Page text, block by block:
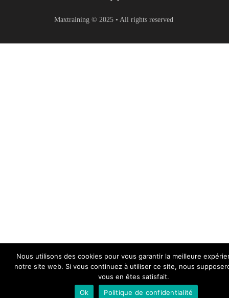
Maxtraining © 2025 • All rights reserved
Nous utilisons des cookies pour vous garantir la meilleure
notre site web. Si vous continuez à utiliser ce site, nous
vous en êtes satisfait.
Ok
Politique de confidentialité